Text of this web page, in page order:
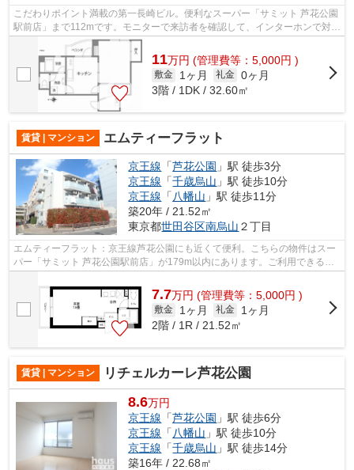
こだわりポイント満載の第一長崎ビル。便利なスーパー「サミット 芦花公園
駅前店」まで112mです。モニターで来訪者を確認して、インターホンで対面
せずに会話することができます。こち...
11万円 (管理費等：5,000円 )
敷金 1ヶ月 礼金 0ヶ月
3階 / 1DK / 32.60㎡
賃貸 | マンション エムティーフラット
京王線 「芦花公園 」駅 徒歩3分
京王線 「千歳烏山 」駅 徒歩10分
京王線 「八幡山 」駅 徒歩11分
築20年 / 21.52㎡
東京都世田谷区南烏山 ２丁目
エムティーフラット：京王線芦花公園にも近くて便利。こちらの物件はスー
パー「サミット 芦花公園駅前店」が179m以内にあります。ご利用できる駅
7.7万円 (管理費等：5,000円 )
敷金 1ヶ月 礼金
1ヶ月
2階 / 1R / 21.52㎡
賃貸 | マンション リチェルカーレ芦花公園
8.6万円
京王線 「芦花公園 」駅 徒歩6分
京王線 「 八幡山 」駅 徒歩10分
京王線 「千歳烏山 」駅 徒歩14分
築16年 / 22.68㎡